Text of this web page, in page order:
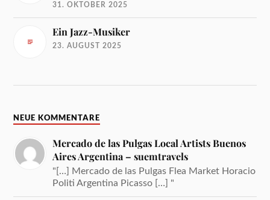
31. OKTOBER 2025
Ein Jazz-Musiker
23. AUGUST 2025
NEUE KOMMENTARE
Mercado de las Pulgas Local Artists Buenos
Aires Argentina – suemtravels
"[…] Mercado de las Pulgas Flea Market Horacio
Politi Argentina Picasso […] "